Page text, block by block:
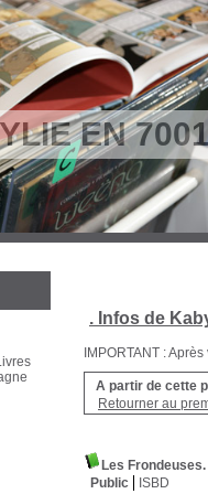
EN
. Infos de
IMPORTANT :
A partir de cette
Retourner au
Les Frondeuses.
Public
ISBD